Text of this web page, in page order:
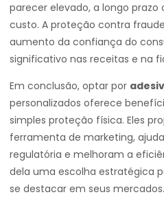
parecer elevado, a longo
custo. A proteção contra
aumento da confiança do
significativo nas receitas e na
Em conclusão, optar por
personalizados oferece
simples proteção física. Eles
ferramenta de marketing,
regulatória e melhoram a
dela uma escolha estratégica
se destacar em seus mercados.